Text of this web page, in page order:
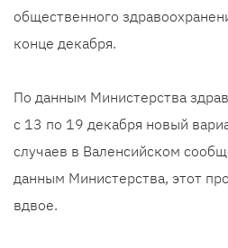
общественного
конце декабря.
По данным Министерства
с 13 по 19 декабря новый
случаев в Валенсийском
данным Министерства, этот
вдвое.